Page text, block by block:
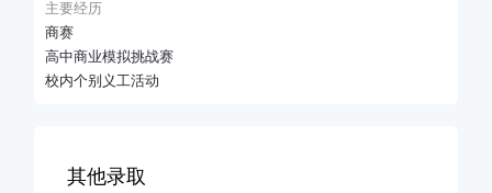
主要经历
商赛
高中商业模拟挑战赛
校内个别义工活动
其他录取